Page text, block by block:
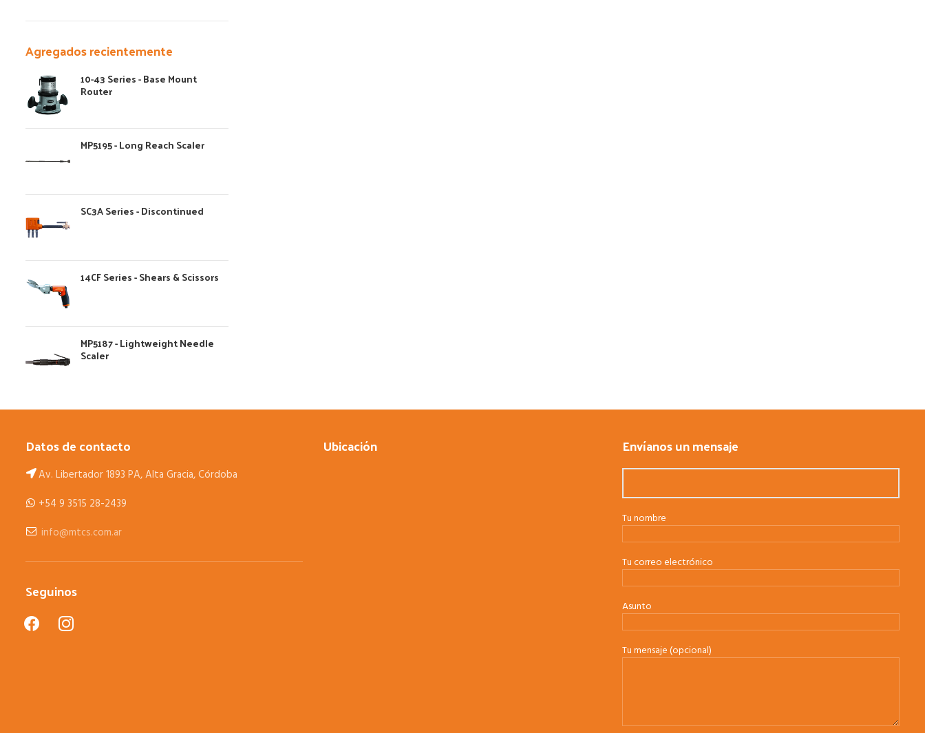
Agregados recientemente
10-43 Series - Base Mount
Router
MP5195 - Long Reach Scaler
SC3A Series - Discontinued
14CF Series - Shears & Scissors
MP5187 - Lightweight Needle
Scaler
Datos de contacto
Av. Libertador 1893 PA, Alta Gracia, Córdoba
+54 9 3515 28-2439
info@mtcs.com.ar
Seguinos
facebookinstagram
Ubicación Envíanos un mensaje
Tu nombre
Tu correo electrónico
Asunto
Tu mensaje (opcional)